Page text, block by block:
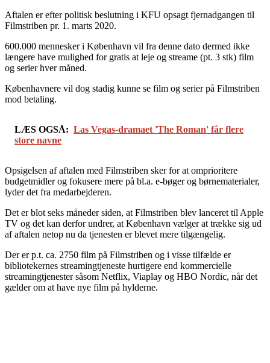
Aftalen er efter politisk beslutning i KFU opsagt fjernadgangen til
Filmstriben pr. 1. marts 2020.
600.000 mennesker i København vil fra denne dato dermed ikke
længere have mulighed for gratis at leje og streame (pt. 3 stk) film
og serier hver måned.
Københavnere vil dog stadig kunne se film og serier på Filmstriben
mod betaling.
LÆS OGSÅ: Las Vegas-dramaet 'The Roman' får flere
store navne
Opsigelsen af aftalen med Filmstriben sker for at omprioritere
budgetmidler og fokusere mere på bl.a. e-bøger og børnematerialer,
lyder det fra medarbejderen.
Det er blot seks måneder siden, at Filmstriben blev lanceret til Apple
TV og det kan derfor undrer, at København vælger at trække sig ud
af aftalen netop nu da tjenesten er blevet mere tilgængelig.
Der er p.t. ca. 2750 film på Filmstriben og i visse tilfælde er
bibliotekernes streamingtjeneste hurtigere end kommercielle
streamingtjenester såsom Netflix, Viaplay og HBO Nordic, når det
gælder om at have nye film på hylderne.